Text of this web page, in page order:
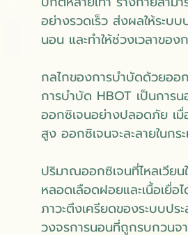
อย่างรวดเร็ว ส่งผลให้ระบ
นอน และทำให้ช่วงเวลาข
กลไกของการบำบัดด้วยออ
การบำบัด HBOT เป็นการ
ออกซิเจนอย่างปลอดภัย เมื่
สูง ออกซิเจนจะละลายในก
ปริมาณออกซิเจนที่ไหลเวีย
หลอดเลือดฝอยและเนื้อเยื่
ภาวะตึงเครียดของระบบป
วงจรการนอนที่ถูกรบกวนจ